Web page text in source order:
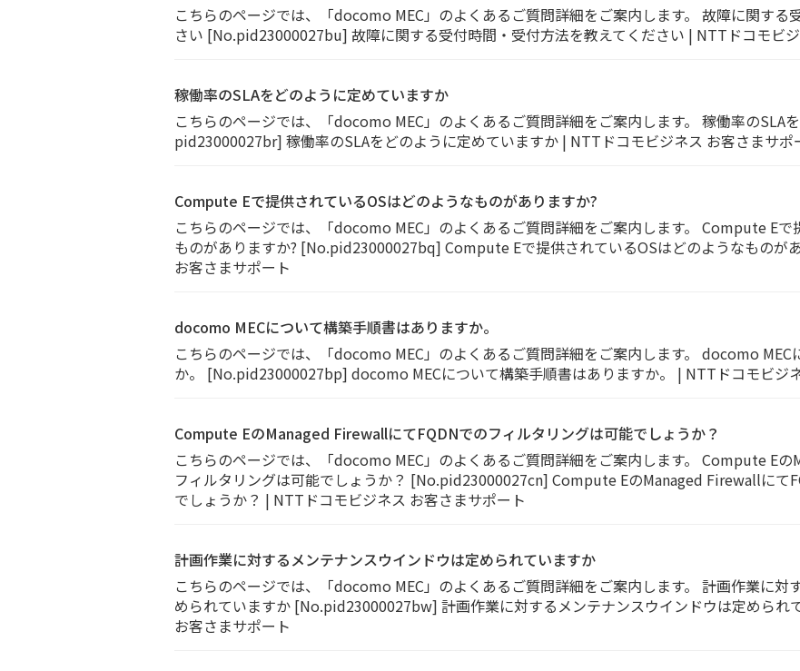
こちらのページでは、「docomo MEC」のよくあるご質問詳細をご案内します。 故障に関する
さい [No.pid23000027bu] 故障に関する受付時間・受付方法を教えてください | NTTドコモビ
稼働率のSLAをどのように定めていますか
こちらのページでは、「docomo MEC」のよくあるご質問詳細をご案内します。 稼働率のSLA
pid23000027br] 稼働率のSLAをどのように定めていますか | NTTドコモビジネス お客さまサポ
Compute Eで提供されているOSはどのようなものがありますか?
こちらのページでは、「docomo MEC」のよくあるご質問詳細をご案内します。 Compute Eで
ものがありますか? [No.pid23000027bq] Compute Eで提供されているOSはどのようなものが
お客さまサポート
docomo MECについて構築手順書はありますか。
こちらのページでは、「docomo MEC」のよくあるご質問詳細をご案内します。 docomo MEC
か。 [No.pid23000027bp] docomo MECについて構築手順書はありますか。 | NTTドコモビジ
Compute EのManaged FirewallにてFQDNでのフィルタリングは可能でしょうか？
こちらのページでは、「docomo MEC」のよくあるご質問詳細をご案内します。 Compute E
フィルタリングは可能でしょうか？ [No.pid23000027cn] Compute EのManaged Firewallにて
でしょうか？ | NTTドコモビジネス お客さまサポート
計画作業に対するメンテナンスウインドウは定められていますか
こちらのページでは、「docomo MEC」のよくあるご質問詳細をご案内します。 計画作業に対
められていますか [No.pid23000027bw] 計画作業に対するメンテナンスウインドウは定められ
お客さまサポート